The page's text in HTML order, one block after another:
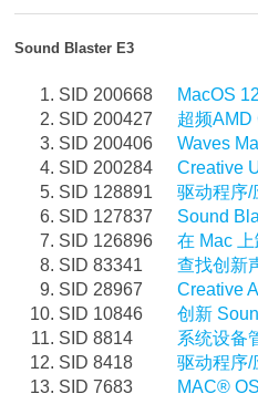
Sound Blaster E3
SID 200668
MacOS
SID 200427
超频AMD
SID 200406
Waves
SID 200284
Creative
SID 128891
驱动程序/
SID 127837
Sound
SID 126896
在 Mac
SID 83341
查找创新
SID 28967
Creative
SID 10846
创新
SID 8814
系统设备
SID 8418
驱动程序/
SID 7683
MAC®